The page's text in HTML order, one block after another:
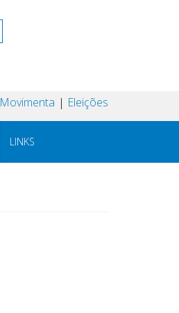
Movimenta Eleições
LINKS